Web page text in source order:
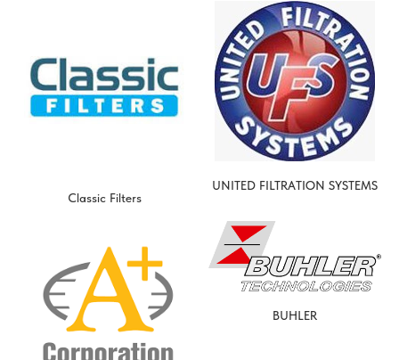
Classic Filters
UNITED FILTRATION SYSTEMS
BUHLER